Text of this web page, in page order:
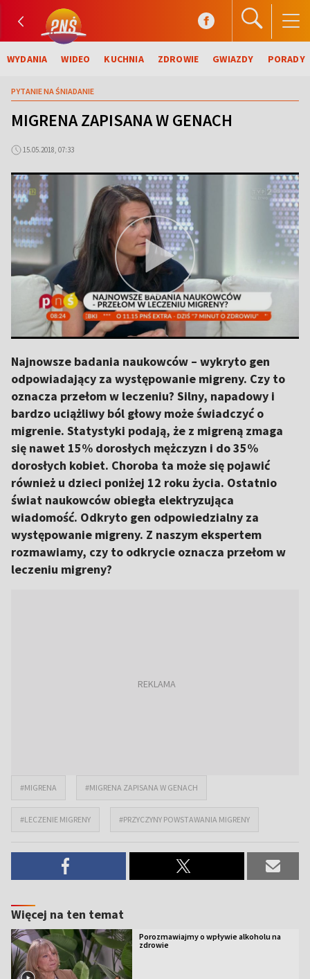
WYDANIA WIDEO KUCHNIA ZDROWIE GWIAZDY PORADY
PYTANIE NA ŚNIADANIE
MIGRENA ZAPISANA W GENACH
15.05.2018, 07:33
Najnowsze badania naukowców – wykryto gen
odpowiadający za występowanie migreny. Czy to
oznacza przełom w leczeniu? Silny, napadowy i
bardzo uciążliwy ból głowy może świadczyć o
migrenie. Statystyki podają, że z migreną zmaga
się nawet 15% dorosłych mężczyzn i do 35%
dorosłych kobiet. Choroba ta może się pojawić
również u dzieci poniżej 12 roku życia. Ostatnio
świat naukowców obiegła elektryzująca
wiadomość. Odkryto gen odpowiedzialny za
występowanie migreny. Z naszym ekspertem
rozmawiamy, czy to odkrycie oznacza przełom w
leczeniu migreny?
#MIGRENA #MIGRENA ZAPISANA W GENACH
#LECZENIE MIGRENY #PRZYCZYNY POWSTAWANIA MIGRENY
Więcej na ten temat
Porozmawiajmy o wpływie alkoholu na
zdrowie